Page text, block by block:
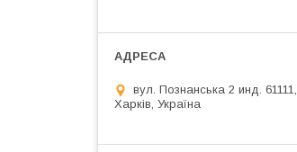
вул. Познанська 2 инд. 61111,
Харків, Україна